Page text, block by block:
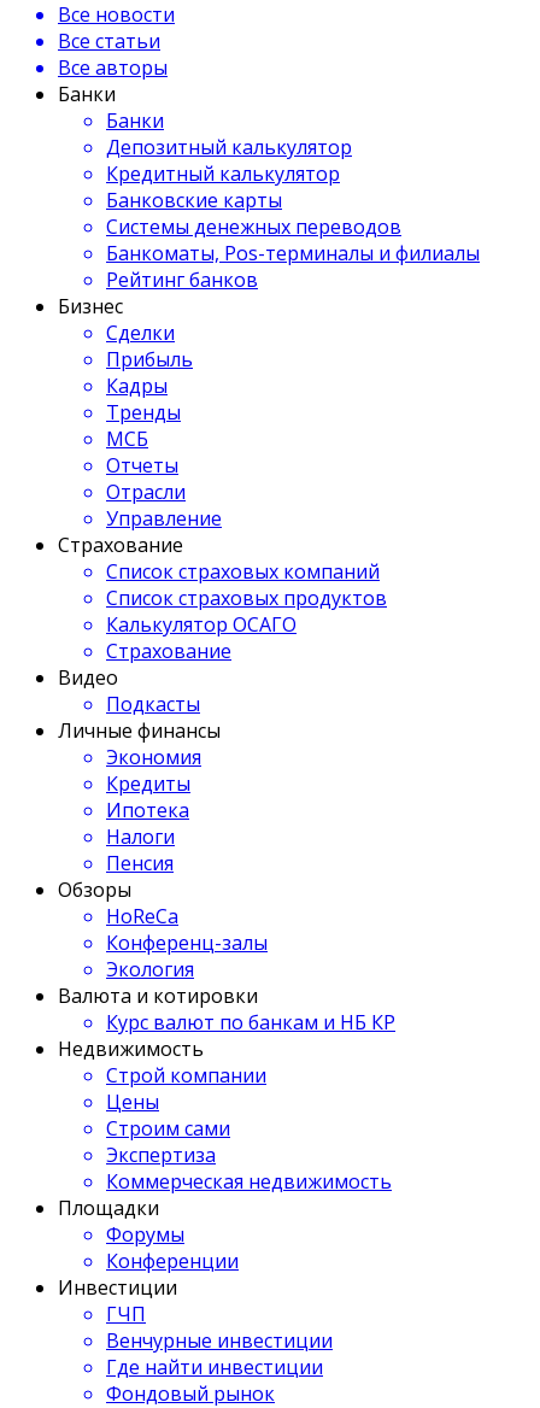
Все новости
Все статьи
Все авторы
Банки
Банки
Депозитный калькулятор
Кредитный калькулятор
Банковские карты
Системы денежных переводов
Банкоматы, Pos-терминалы и филиалы
Рейтинг банков
Бизнес
Сделки
Прибыль
Кадры
Тренды
МСБ
Отчеты
Отрасли
Управление
Страхование
Список страховых компаний
Список страховых продуктов
Калькулятор ОСАГО
Страхование
Видео
Подкасты
Личные финансы
Экономия
Кредиты
Ипотека
Налоги
Пенсия
Обзоры
HoReCa
Конференц-залы
Экология
Валюта и котировки
Курс валют по банкам и НБ КР
Недвижимость
Строй компании
Цены
Строим сами
Экспертиза
Коммерческая недвижимость
Площадки
Форумы
Конференции
Инвестиции
ГЧП
Венчурные инвестиции
Где найти инвестиции
Фондовый рынок